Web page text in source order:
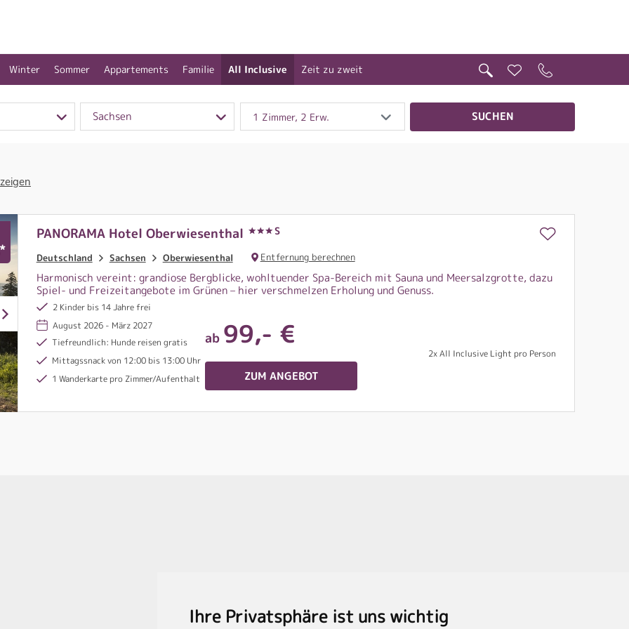
Ihre Privatsphäre ist uns wichtig
Winter Sommer Appartements Familie All Inclusive Zeit zu zweit
Sachsen 1 Zimmer, 2 Erw. SUCHEN
PANORAMA Hotel Oberwiesenthal S
Deutschland Sachsen Oberwiesenthal Entfernung berechnen
Harmonisch vereint: grandiose Bergblicke, wohltuender Spa-Bereich mit Sauna und Meersalzgrotte, dazu
Spiel- und Freizeitangebote im Grünen – hier verschmelzen Erholung und Genuss.
2 Kinder bis 14 Jahre frei
August 2026 - März 2027
Tiefreundlich: Hunde reisen gratis
Mittagssnack von 12:00 bis 13:00 Uhr
1 Wanderkarte pro Zimmer/Aufenthalt
ab 99,- €
2x All Inclusive Light pro Person
ZUM ANGEBOT